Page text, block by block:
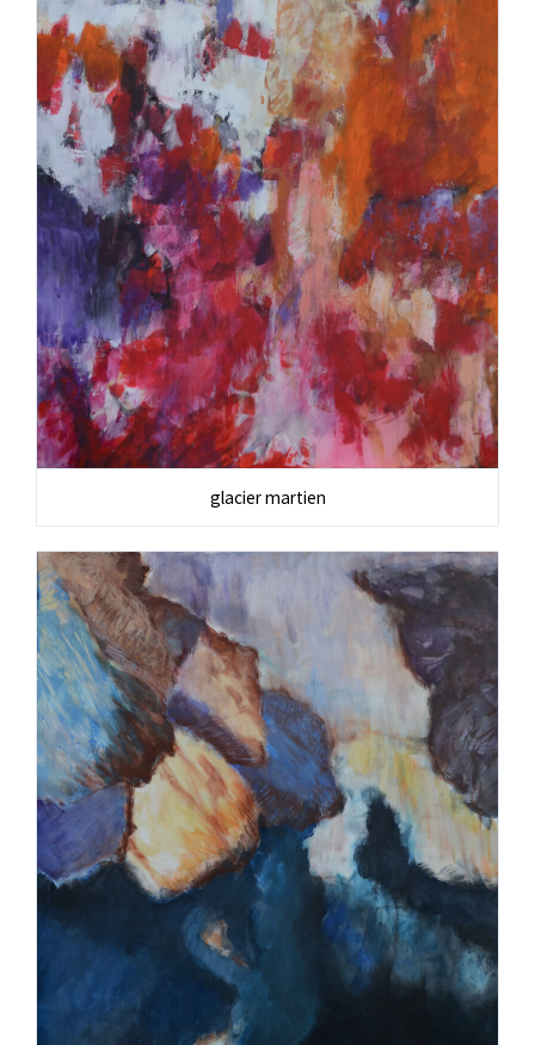
glacier martien